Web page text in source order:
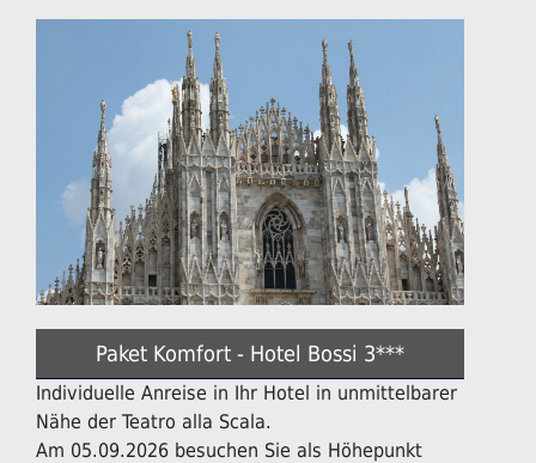
Paket Komfort - Hotel Bossi 3***
Individuelle Anreise in Ihr Hotel in unmittelbarer
Nähe der Teatro alla Scala.
Am 05.09.2026 besuchen Sie als Höhepunkt